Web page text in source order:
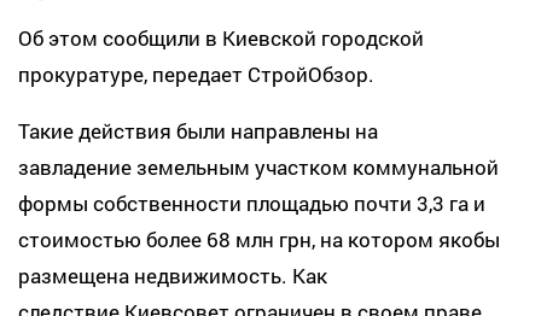
Об этом сообщили в Киевской городской
прокуратуре, передает СтройОбзор.
Такие действия были направлены на
завладение земельным участком коммунальной
формы собственности площадью почти 3,3 га и
стоимостью более 68 млн грн, на котором якобы
размещена недвижимость. Как